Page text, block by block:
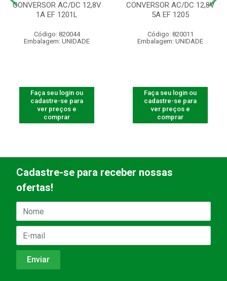
CONVERSOR AC/DC 12,8V
1A EF 1201L
Código: 820044
Embalagem: UNIDADE
Faça seu login ou
cadastre-se para
ver preços e
comprar
CONVERSOR AC/DC 12,8V
5A EF 1205
Código: 820011
Embalagem: UNIDADE
Faça seu login ou
cadastre-se para
ver preços e
comprar
Cadastre-se para receber nossas
ofertas!